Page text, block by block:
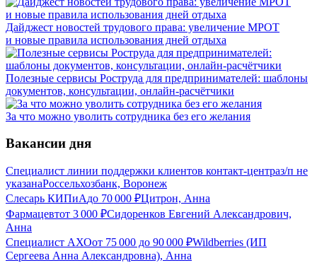
Дайджест новостей трудового права: увеличение МРОТ
и новые правила использования дней отдыха
Полезные сервисы Роструда для предпринимателей: шаблоны
документов, консультации, онлайн-расчётчики
За что можно уволить сотрудника без его желания
Вакансии дня
Специалист линии поддержки клиентов контакт-центраз/п не
указанаРоссельхозбанк, Воронеж
Слесарь КИПиАдо 70 000 ₽Цитрон, Анна
Фармацевтот 3 000 ₽Сидоренков Евгений Александрович,
Анна
Специалист АХОот 75 000 до 90 000 ₽Wildberries (ИП
Сергеева Анна Александровна), Анна